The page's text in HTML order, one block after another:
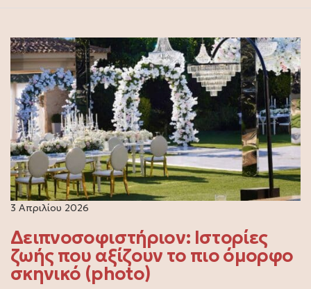
3 Απριλίου 2026
Δειπνοσοφιστήριον: Ιστορίες
ζωής που αξίζουν το πιο όμορφο
σκηνικό (photo)